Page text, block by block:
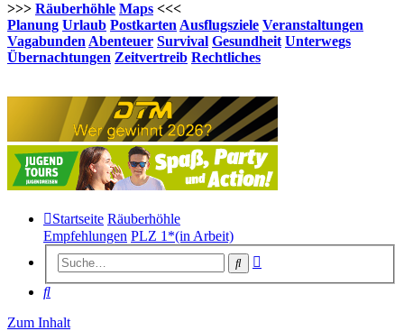
>>> Räuberhöhle Maps <<<
Planung Urlaub Postkarten Ausflugsziele Veranstaltungen
Vagabunden Abenteuer Survival Gesundheit Unterwegs
Übernachtungen Zeitvertreib Rechtliches
Startseite Räuberhöhle
Empfehlungen PLZ 1*(in Arbeit)
Suche
Suche
Zum Inhalt